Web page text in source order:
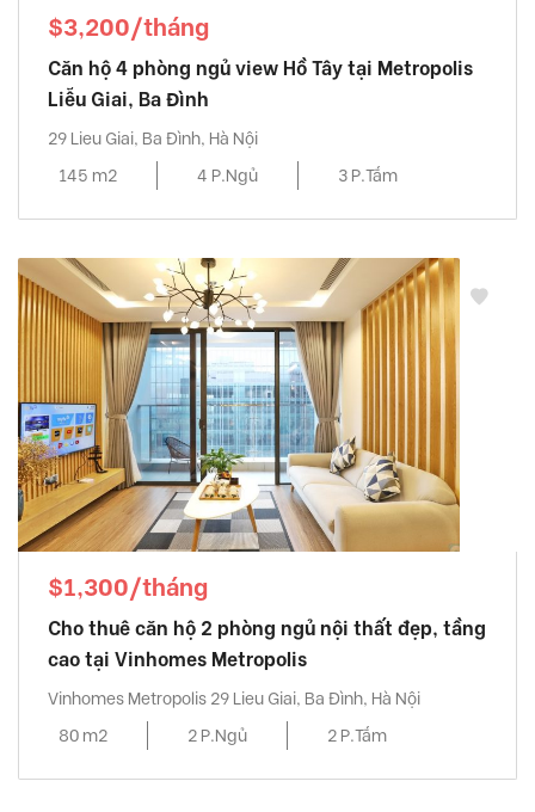
$3,200/tháng
Căn hộ 4 phòng ngủ view Hồ Tây tại Metropolis
Liễu Giai, Ba Đình
29 Lieu Giai, Ba Đình, Hà Nội
145 m2
4 P.Ngủ 3 P.Tắm
$1,300/tháng
Cho thuê căn hộ 2 phòng ngủ nội thất đẹp, tầng
cao tại Vinhomes Metropolis
Vinhomes Metropolis 29 Lieu Giai, Ba Đình, Hà Nội
80 m2
2 P.Ngủ 2 P.Tắm